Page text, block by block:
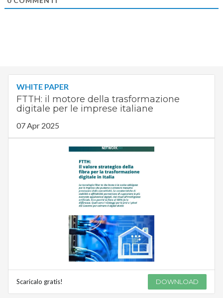
WHITE PAPER
FTTH: il motore della trasformazione
digitale per le imprese italiane
07 Apr 2025
Scaricalo gratis! DOWNLOAD